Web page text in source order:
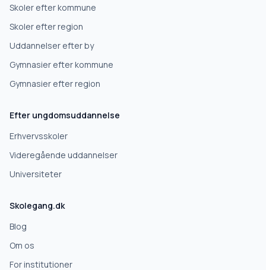
Skoler efter kommune
Skoler efter region
Uddannelser efter by
Gymnasier efter kommune
Gymnasier efter region
Efter ungdomsuddannelse
Erhvervsskoler
Videregående uddannelser
Universiteter
Skolegang.dk
Blog
Om os
For institutioner